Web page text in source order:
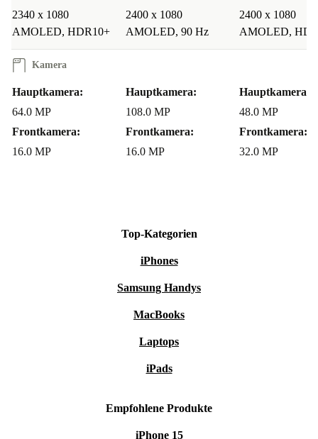
2340 x 1080
AMOLED, HDR10+
2400 x 1080
AMOLED, 90 Hz
2400 x 1080
AMOLED,
Kamera
Hauptkamera:
64.0 MP
Frontkamera:
16.0 MP
Hauptkamera:
108.0 MP
Frontkamera:
16.0 MP
Hauptkamera:
48.0 MP
Frontkamera:
32.0 MP
Top-Kategorien
iPhones
Samsung Handys
MacBooks
Laptops
iPads
Empfohlene Produkte
iPhone 15